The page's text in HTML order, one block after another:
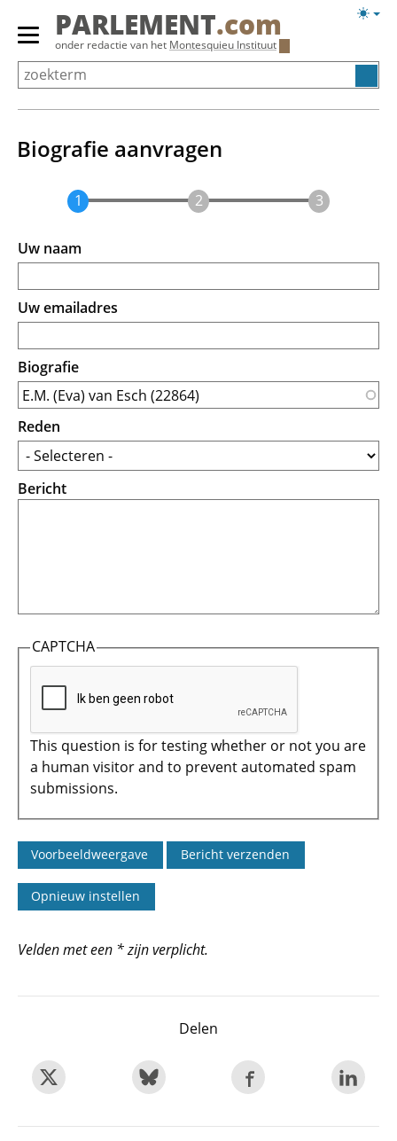
Overslaan
Primair
menu
tonen/verbergen
PARLEMENT.com
onder redactie van het Montesquieu Instituut
Biografie aanvragen
Uw naam
Uw emailadres
Biografie
Reden
Bericht
CAPTCHA
This question is for testing whether or not you are
a human visitor and to prevent automated spam
submissions.
Velden met een * zijn verplicht.
Delen